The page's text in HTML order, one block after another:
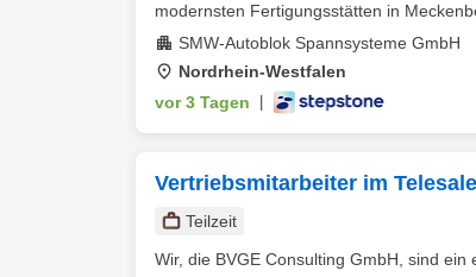
modernsten Fertigungsstätten in
SMW-Autoblok Spannsysteme GmbH
Nordrhein-Westfalen
vor 3 Tagen
Vertriebsmitarbeiter im
Teilzeit
Wir, die BVGE Consulting GmbH, sind